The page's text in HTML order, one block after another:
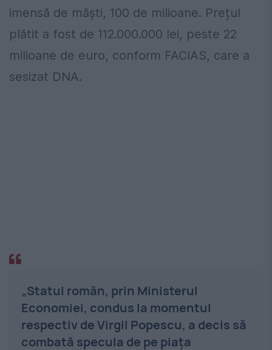
imensă de măști, 100 de milioane. Prețul
plătit a fost de 112.000.000 lei, peste 22
milioane de euro, conform FACIAS, care a
sesizat DNA.
„Statul român, prin Ministerul
Economiei, condus la momentul
respectiv de Virgil Popescu, a decis să
combată specula de pe piața